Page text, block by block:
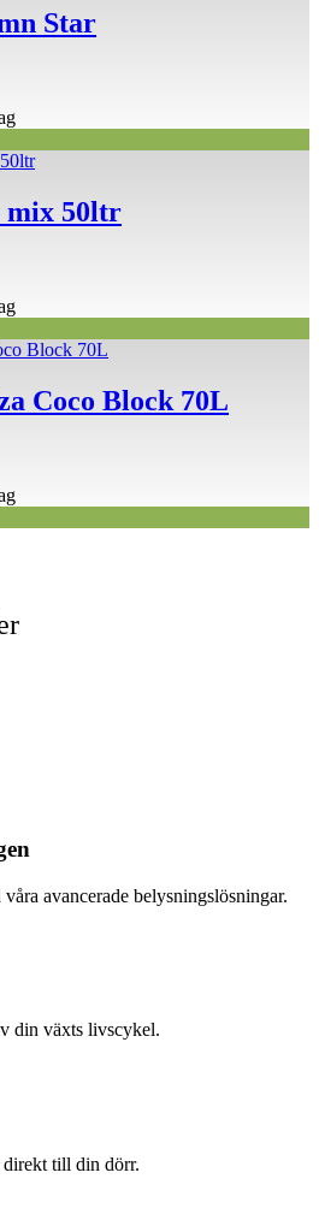
Star
mix 50ltr
Coco Block 70L
avancerade belysningslösningar.
din växts livscykel.
direkt till din dörr.